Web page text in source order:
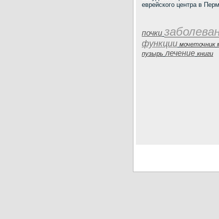
еврейского центра в
почки
функции мочеточник
пузырь лечение книги